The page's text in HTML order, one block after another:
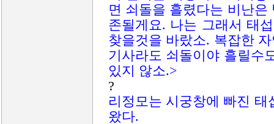
면 쇠돌을 흘렸다는 비난
존될게요. 나는 그래서 태
찾을것을 바랐소. 복잡한
기사라도 쇠돌이야 흘릴수
있지 않소.>
?
리정모는 시궁창에 빠진
왔다.